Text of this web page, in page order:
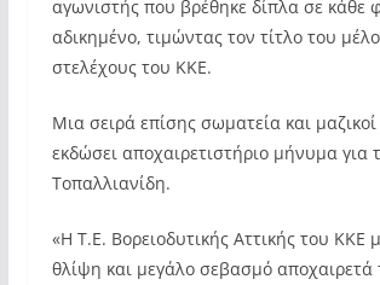
αγωνιστής που βρέθηκε δίπλα σε κάθε
αδικημένο, τιμώντας τον τίτλο του
στελέχους του ΚΚΕ.
Μια σειρά επίσης σωματεία και
εκδώσει αποχαιρετιστήριο μήνυμα για
Τοπαλλιανίδη.
«Η Τ.Ε. Βορειοδυτικής Αττικής του ΚΚΕ
θλίψη και μεγάλο σεβασμό αποχαιρετά